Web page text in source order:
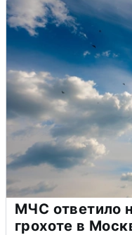
МЧС ответило
грохоте в